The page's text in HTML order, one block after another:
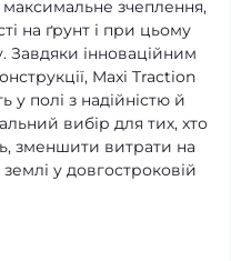
зчеплення,
на ґрунт і при цьому
Завдяки інноваційним
Maxi Traction
у полі з надійністю й
вибір для тих, хто
зменшити витрати на
у довгостроковій